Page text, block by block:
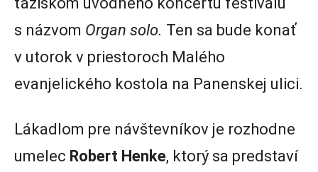
s názvom Organ solo. Ten sa bude konať
v utorok v priestoroch Malého
evanjelického kostola na Panenskej ulici.
Lákadlom pre návštevníkov je rozhodne
umelec Robert Henke, ktorý sa predstaví